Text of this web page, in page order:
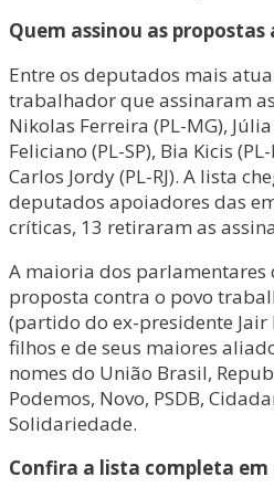
Quem assinou as
Entre os deputados mais
trabalhador que assinaram
Nikolas Ferreira (PL-MG),
Feliciano (PL-SP), Bia Kicis
Carlos Jordy (PL-RJ). A lista
deputados apoiadores das
críticas, 13 retiraram as
A maioria dos parlamentares
proposta contra o povo
(partido do ex-presidente Jair
filhos e de seus maiores
nomes do União Brasil,
Podemos, Novo, PSDB,
Solidariedade.
Confira a lista completa